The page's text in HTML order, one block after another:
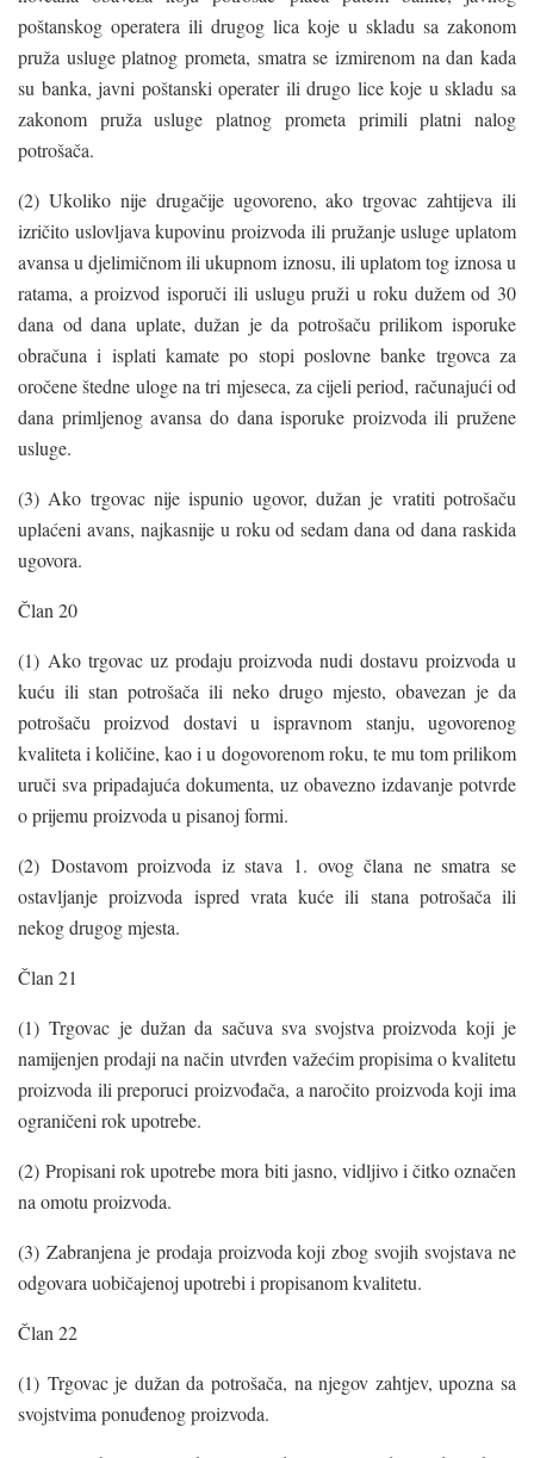
poštanskog operatera ili drugog lica koje u skladu sa zakonom
pruža usluge platnog prometa, smatra se izmirenom na dan kada
su banka, javni poštanski operater ili drugo lice koje u skladu sa
zakonom pruža usluge platnog prometa primili platni nalog
potrošača.
(2) Ukoliko nije drugačije ugovoreno, ako trgovac zahtijeva ili
izričito uslovljava kupovinu proizvoda ili pružanje usluge uplatom
avansa u djelimičnom ili ukupnom iznosu, ili uplatom tog iznosa u
ratama, a proizvod isporuči ili uslugu pruži u roku dužem od 30
dana od dana uplate, dužan je da potrošaču prilikom isporuke
obračuna i isplati kamate po stopi poslovne banke trgovca za
oročene štedne uloge na tri mjeseca, za cijeli period, računajući od
dana primljenog avansa do dana isporuke proizvoda ili pružene
usluge.
(3) Ako trgovac nije ispunio ugovor, dužan je vratiti potrošaču
uplaćeni avans, najkasnije u roku od sedam dana od dana raskida
ugovora.
Član 20
(1) Ako trgovac uz prodaju proizvoda nudi dostavu proizvoda u
kuću ili stan potrošača ili neko drugo mjesto, obavezan je da
potrošaču proizvod dostavi u ispravnom stanju, ugovorenog
kvaliteta i količine, kao i u dogovorenom roku, te mu tom prilikom
uruči sva pripadajuća dokumenta, uz obavezno izdavanje potvrde
o prijemu proizvoda u pisanoj formi.
(2) Dostavom proizvoda iz stava 1. ovog člana ne smatra se
ostavljanje proizvoda ispred vrata kuće ili stana potrošača ili
nekog drugog mjesta.
Član 21
(1) Trgovac je dužan da sačuva sva svojstva proizvoda koji je
namijenjen prodaji na način utvrđen važećim propisima o kvalitetu
proizvoda ili preporuci proizvođača, a naročito proizvoda koji ima
ograničeni rok upotrebe.
(2) Propisani rok upotrebe mora biti jasno, vidljivo i čitko označen
na omotu proizvoda.
(3) Zabranjena je prodaja proizvoda koji zbog svojih svojstava ne
odgovara uobičajenoj upotrebi i propisanom kvalitetu.
Član 22
(1) Trgovac je dužan da potrošača, na njegov zahtjev, upozna sa
svojstvima ponuđenog proizvoda.